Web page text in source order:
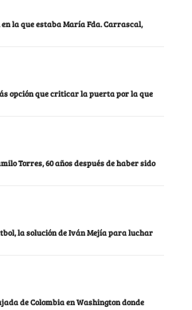
la que estaba María Fda. Carrascal,
opción que criticar la puerta por la que
Torres, 60 años después de haber sido
la solución de Iván Mejía para luchar
de Colombia en Washington donde